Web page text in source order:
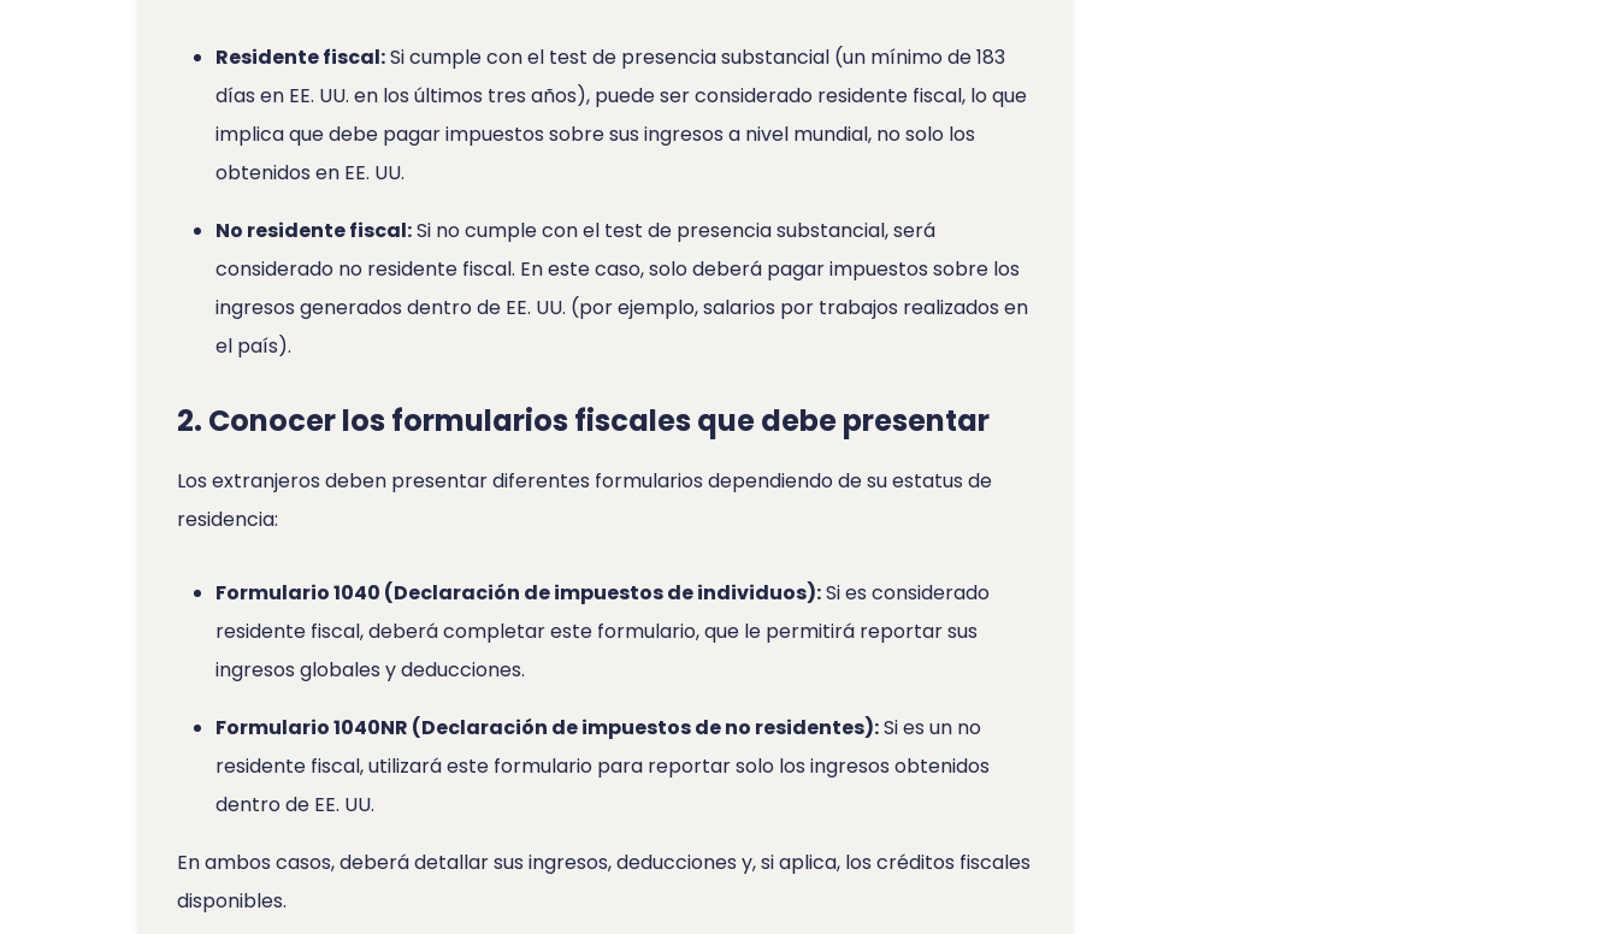
Residente fiscal:Si cumple con el test de presencia substancial (un mínimo de 183
días en EE. UU. en los últimos tres años), puede ser considerado residente fiscal, lo que
implica que debe pagar impuestos sobre sus ingresos a nivel mundial, no solo los
obtenidos en EE. UU.
No residente fiscal:Si no cumple con el test de presencia substancial, será
considerado no residente fiscal. En este caso, solo deberá pagar impuestos sobre los
ingresos generados dentro de EE. UU. (por ejemplo, salarios por trabajos realizados en
el país).
2. Conocer los formularios fiscales que debe presentar
Los extranjeros deben presentar diferentes formularios dependiendo de su estatus de
residencia:
Formulario 1040 (Declaración de impuestos de individuos):Si es considerado
residente fiscal, deberá completar este formulario, que le permitirá reportar sus
ingresos globales y deducciones.
Formulario 1040NR (Declaración de impuestos de no residentes):Si es un no
residente fiscal, utilizará este formulario para reportar solo los ingresos obtenidos
dentro de EE. UU.
En ambos casos, deberá detallar sus ingresos, deducciones y, si aplica, los créditos fiscales
disponibles.